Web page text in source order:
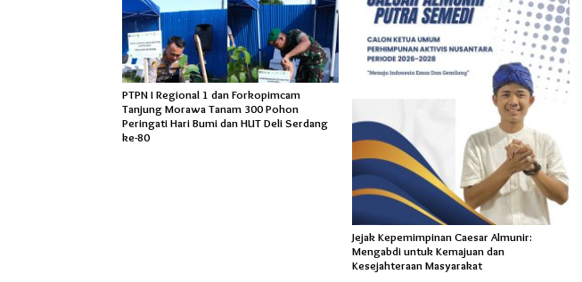
PTPN I Regional 1 dan Forkopimcam
Tanjung Morawa Tanam 300 Pohon
Peringati Hari Bumi dan HUT Deli Serdang
ke-80
Jejak Kepemimpinan Caesar Almunir:
Mengabdi untuk Kemajuan dan
Kesejahteraan Masyarakat